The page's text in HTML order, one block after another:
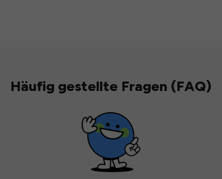
Häufig gestellte Fragen (FAQ)